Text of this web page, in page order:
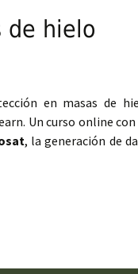
de hielo
en masas de
Un curso online
, la generación de
masas de hielo